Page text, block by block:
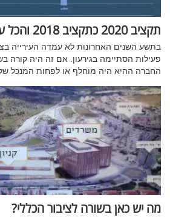
תקציב 2020 כתקציב 2018 והכל עובר בשקט
בתשע השנים האחרונות לא עמדה העירייה
פעילות הסתיימה בגירעון. אם זה היה קורה
החברה ההיא היה מוחלף או לפחות המנכל
מה יש כאן בשורה לציבור הכללי?